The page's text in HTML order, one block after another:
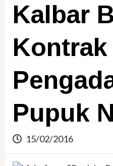
Kalbar
Kontrak
Pupuk
15/02/2016